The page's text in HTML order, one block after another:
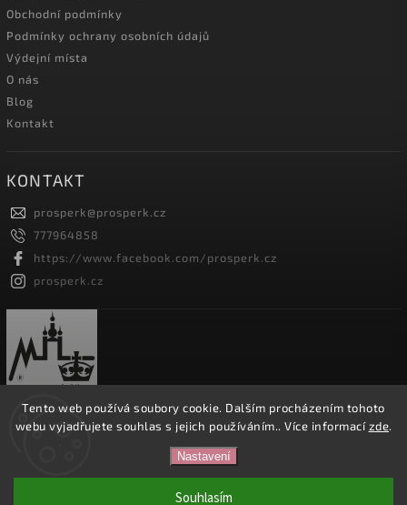
Tento web používá soubory cookie. Dalším procházením tohoto
webu vyjadřujete souhlas s jejich používáním.. Více informacízde.
Nastavení
Souhlasím
Obchodní podmínky
Podmínky ochrany osobních údajů
Výdejní místa
O nás
Blog
Kontakt
KONTAKT
prosperk@prosperk.cz
777964858
https://www.facebook.com/prosperk.cz
prosperk.cz
Prošperk.cz. Všechna práva vyhrazena.
Shoptet| DesignShoptak.cz.